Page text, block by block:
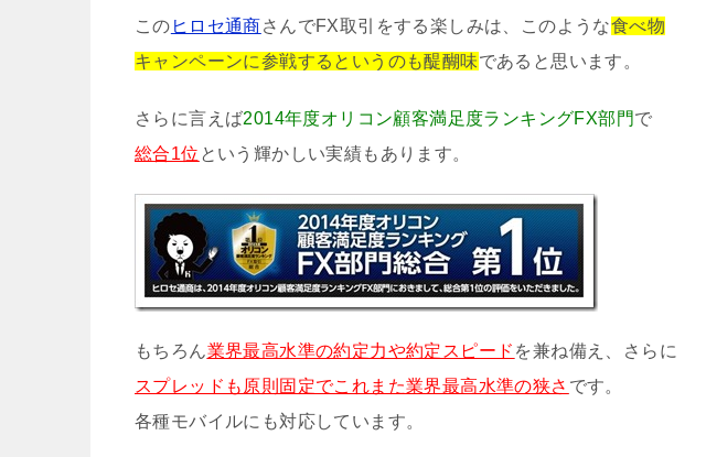
この ヒロセ通商さんでFX取引をする楽しみは、このような食べ物
キャンペーンに参戦するというのも醍醐味であると思います。
さらに言えば2014年度オリコン顧客満足度ランキングFX部門で
総合1位 という輝かしい実績もあります。
もちろん業界最高水準の約定力や約定スピード を兼ね備え、さらに
スプレッドも原則固定でこれまた業界最高水準の狭さ です。
各種モバイルにも対応しています。